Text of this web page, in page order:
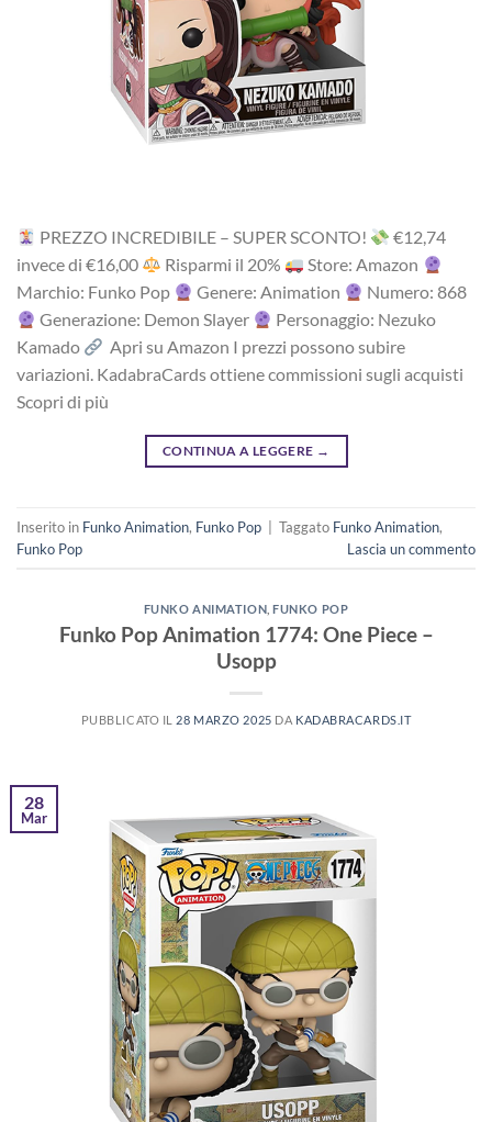
PREZZO INCREDIBILE – SUPER SCONTO!
‎€12,74
i‎nv‎ec‎e ‎di‎ €16,00
R‎is‎pa‎rm‎i ‎il‎ 20%
Store: Amazon
Marchio: Funko Pop
Genere: Animation
Numero: 868
Generazione: Demon Slayer
Personaggio: Nezuko
Kamado
Apri su Amazon I prezzi possono subire
variazioni. KadabraCards ottiene commissioni sugli acquisti
Scopri di più
CONTINUA A LEGGERE →
Inserito in Funko Animation, Funko Pop Taggato Funko Animation,
Funko Pop
Lascia un commento
FUNKO ANIMATION ,FUNKO POP
Funko Pop Animation 1774: One Piece –
Usopp
PUBBLICATO IL 28 MARZO 2025 DA KADABRACARDS.IT
28
Mar